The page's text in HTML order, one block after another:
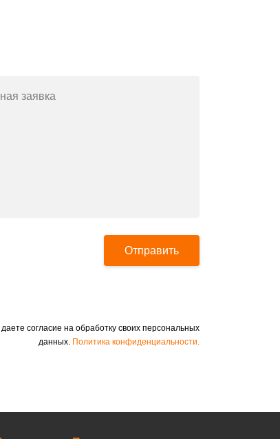
заявка
Отправить
согласие на обработку своих персональных
данных. Политика конфиденциальности.